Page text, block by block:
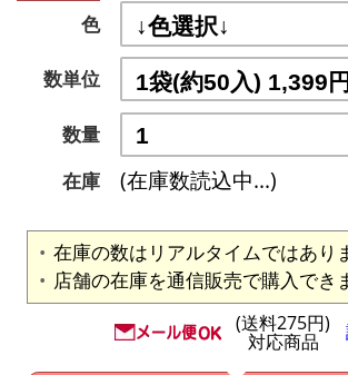
色
数単位
数量
在庫
(在庫数読込中...)
在庫の数はリアルタイムではあり
店舗の在庫を通信販売で購入でき
(送料275円)
対応商品